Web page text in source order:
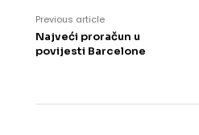
Previous article
Najveći proračun u
povijesti Barcelone